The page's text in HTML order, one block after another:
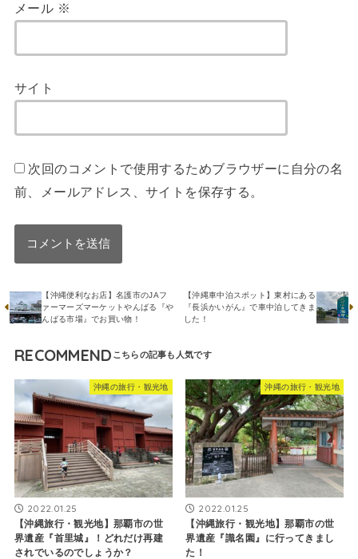
メール ※
サイト
次回のコメントで使用するためブラウザーに自分の名
前、メールアドレス、サイトを保存する。
【沖縄便利なお店】名護市のJAフ
ァーマーズマーケットやんばる『や
んばる市場』でお買い物！
【沖縄車中泊スポット】東村にある
『長浜かいがん』で車中泊してきま
した！
RECOMMEND
沖縄の旅行・観光地
2022.01.25
【沖縄旅行・観光地】那覇市の世
界遺産『首里城』！どれだけ再建
されでいるのでしょうか？
沖縄の旅行・観光地
2022.01.25
【沖縄旅行・観光地】那覇市の世
界遺産『識名園』に行ってきまし
た！